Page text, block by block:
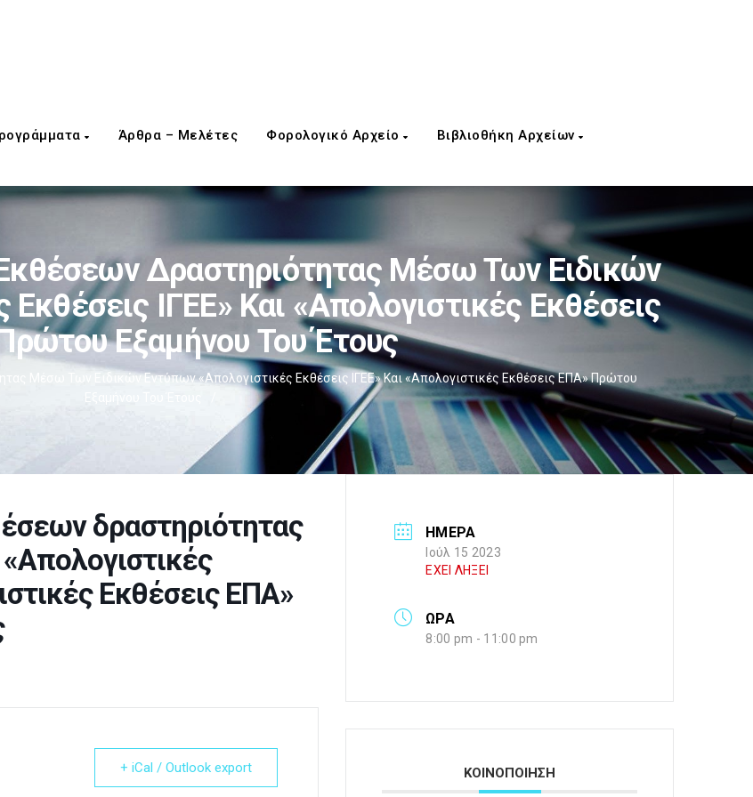
Άρθρα – Μελέτες Φορολογικό Αρχείο Βιβλιοθήκη Αρχείων
Δραστηριότητας Μέσω Των Ειδικών
ΙΓΕΕ» Και «Απολογιστικές Εκθέσεις
Εξαμήνου Του Έτους
Μέσω Των Ειδικών Εντύπων «Απολογιστικές Εκθέσεις ΙΓΕΕ» Και «Απολογιστικές Εκθέσεις ΕΠΑ» Πρώτου
δραστηριότητας
Εκθέσεις ΕΠΑ»
+ iCal / Outlook export
ΗΜΕΡΑ
Ιούλ 15 2023
ΕΧΕΙ ΛΗΞΕΙ
ΩΡΑ
8:00 pm - 11:00 pm
ΚΟΙΝΟΠΟΙΗΣΗ